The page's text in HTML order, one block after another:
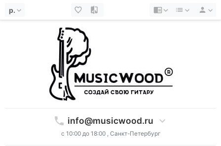
р.
info@musicwood.ru
с 10:00 до 18:00 , Санкт-Петербург